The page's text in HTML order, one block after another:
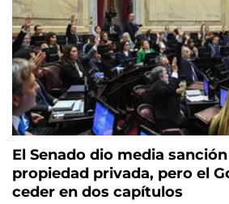
El Senado dio media
propiedad privada, pero el
ceder en dos capítulos